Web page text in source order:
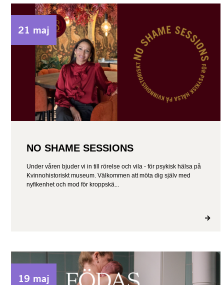
21 maj
NO SHAME SESSIONS
Under våren bjuder vi in till rörelse och vila - för psykisk hälsa på
Kvinnohistoriskt museum. Välkommen att möta dig själv med
nyfikenhet och mod för kroppskä...
19 maj